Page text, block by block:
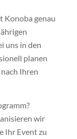
Konoba genau
uns in den
planen
Ihren
wir
Ihr Event zu